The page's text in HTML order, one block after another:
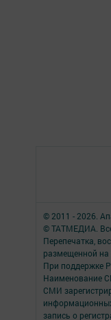
© 2011 - 2026.
© ТАТМЕДИА.
Перепечатка,
размещенной на
При поддержке
Наименование
СМИ
запись о